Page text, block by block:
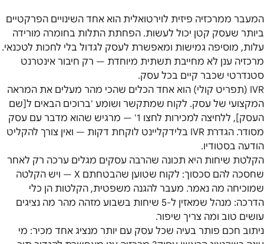
המעבר ממרכזיה פיזית לוירטואלית הוא אחד השינויים הפרקטיים
ביותר שעסק קטן יכול לעשות. הפחתת התלות בחומרה מורידה
עלות, מוסיפה גמישות ומאפשרת לעסק לגדול בלי לחכות לטכנאי.
מרכזיה ענן לא מחייבת תשתית מיוחדת — רק חיבור אינטרנט
סטנדרטי שכבר קיים בכל עסק.
IVR (תפריט קולי) הוא אחד הכלים שהכי מהר מעלים את המראה
המקצועי של עסק. לקוח שמתקשר ושומע 'ברוכים הבאים ל[שם
העסק], ללחיצה למכירות לחצו 1' — מרגיש שהוא מדבר עם עסק
מסודר. הגדרת IVR בלידקליינט לוקחת דקות — ואין צורך להקליט
הודעה בסטודיו.
הקלטת שיחות היא תכונה שהרבה עסקים מגלים ערכה רק לאחר
שחסכה להם סכסוך: לקוח שטוען שהבטחתם X — ויש הקלטה
שמוכיחה מה נאמר. מעבר להגנה משפטית, הקלטות הן כלי
הדרכה: מנהל שמאזין ל-5 שיחות בשבוע מזהה מהר מה נציגים
עושים טוב ומה צריך שיפור.
ניתוב חכם פותר בעיה שכל עסק עם יותר מנציג אחד מכיר: מי